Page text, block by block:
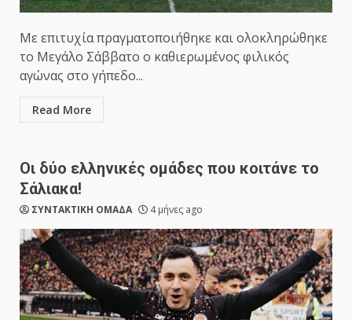
Με επιτυχία πραγματοποιήθηκε και ολοκληρώθηκε
το Μεγάλο Σάββατο ο καθιερωμένος φιλικός
αγώνας στο γήπεδο...
Read More
Οι δύο ελληνικές ομάδες που κοιτάνε το
Σάλιακα!
ΣΥΝΤΑΚΤΙΚΗ ΟΜΑΔΑ 4 μήνες ago